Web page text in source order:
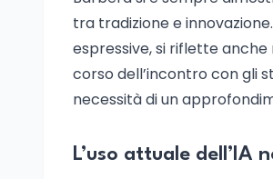
tra tradizione e
espressive, si riflette anche
corso dell’incontro con gli
necessità di un
L’uso attuale